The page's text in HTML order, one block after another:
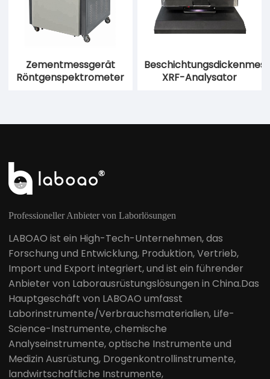
Zementmessgerät
Röntgenspektrometer
XRF-Analysator
Professioneller Anbieter von Laborlösungen
LABOAO ist ein High-Tech-Unternehmen, das
Forschung und Entwicklung, Produktion, Vertrieb,
Import und Export integriert, und ist ein führender
Anbieter von Laborausrüstungslösungen in China.Das
Hauptgeschäft von LABOAO umfasst
Laborinstrumente/Verbrauchsmaterialien, Life-
Science-Instrumente, chemische
Analyseinstrumente, optische Instrumente und
Medizin Ausrüstung, Drogenkontrollinstrumente,
landwirtschaftliche Instrumente,